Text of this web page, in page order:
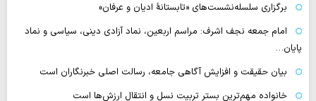
برگزاری سلسله‌نشست‌های «تابستانهٔ ادیان و عرفان»
امام جمعه نجف اشرف: مراسم اربعین، نماد آزادی دینی، سیاسی و نماد
پایان…
بیان حقیقت و افزایش آگاهی جامعه، رسالت اصلی خبرنگاران است
خانواده مهم‌ترین بستر تربیت نسل و انتقال ارزش‌ها است